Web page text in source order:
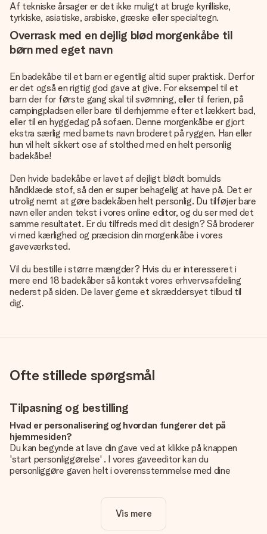
Af tekniske årsager er det ikke muligt at bruge kyrilliske,
tyrkiske, asiatiske, arabiske, græske eller specialtegn.
Overrask med en dejlig blød morgenkåbe til
børn med eget navn
En badekåbe til et barn er egentlig altid super praktisk. Derfor
er det også en rigtig god gave at give. For eksempel til et
barn der for første gang skal til svømning, eller til ferien, på
campingpladsen eller bare til derhjemme efter et lækkert bad,
eller til en hyggedag på sofaen. Denne morgenkåbe er gjort
ekstra særlig med barnets navn broderet på ryggen. Han eller
hun vil helt sikkert ose af stolthed med en helt personlig
badekåbe!
Den hvide badekåbe er lavet af dejligt blødt bomulds
håndklæde stof, så den er super behagelig at have på. Det er
utrolig nemt at gøre badekåben helt personlig. Du tilføjer bare
navn eller anden tekst i vores online editor, og du ser med det
samme resultatet. Er du tilfreds med dit design? Så broderer
vi med kærlighed og præcision din morgenkåbe i vores
gaveværksted.
Vil du bestille i større mængder? Hvis du er interesseret i
mere end 18 badekåber så kontakt vores erhvervsafdeling
nederst på siden. De laver gerne et skræddersyet tilbud til
dig.
Ofte stillede spørgsmål
Tilpasning og bestilling
Hvad er personalisering og hvordan fungerer det på
hjemmesiden?
Du kan begynde at lave din gave ved at klikke på knappen
'start personliggørelse' . I vores gaveeditor kan du
personliggøre gaven helt i overensstemmelse med dine
Er personalisering inkluderet i prisen?
Prisen der vises på hjemmesiden omfatter personliggørelse
Vis mere